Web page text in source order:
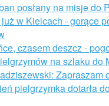
posłany na misje do
w Kielcach - gorące
czasem deszcz -
na szlaku do
Zapraszam
pielgrzymka dotarła